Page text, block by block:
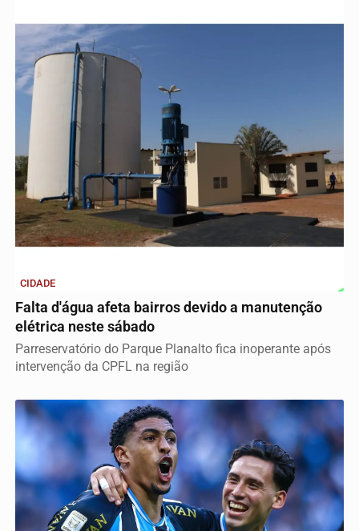
CIDADE
Falta d'água afeta bairros devido a manutenção
elétrica neste sábado
Parreservatório do Parque Planalto fica inoperante após
intervenção da CPFL na região